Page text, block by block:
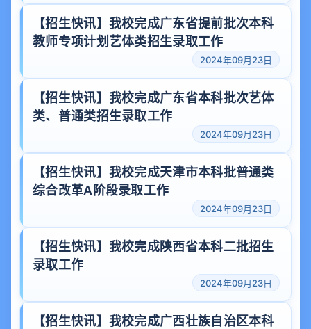
【招生快讯】我校完成广东省提前批次本科
教师专项计划艺体类招生录取工作
2024年09月23日
【招生快讯】我校完成广东省本科批次艺体
类、普通类招生录取工作
2024年09月23日
【招生快讯】我校完成天津市本科批普通类
综合改革A阶段录取工作
2024年09月23日
【招生快讯】我校完成陕西省本科二批招生
录取工作
2024年09月23日
【招生快讯】我校完成广西壮族自治区本科